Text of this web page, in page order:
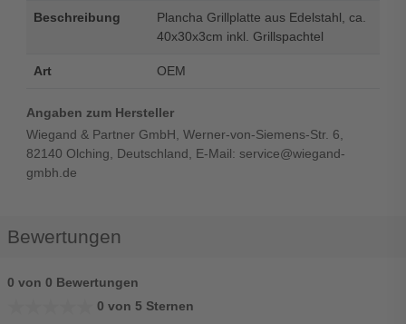
Beschreibung
Plancha Grillplatte aus Edelstahl, ca.
40x30x3cm inkl. Grillspachtel
Art OEM
Angaben zum Hersteller
Wiegand & Partner GmbH, Werner-von-Siemens-Str. 6,
82140 Olching, Deutschland, E-Mail: service@wiegand-
gmbh.de
Bewertungen
0 von 0 Bewertungen
0 von 5 Sternen